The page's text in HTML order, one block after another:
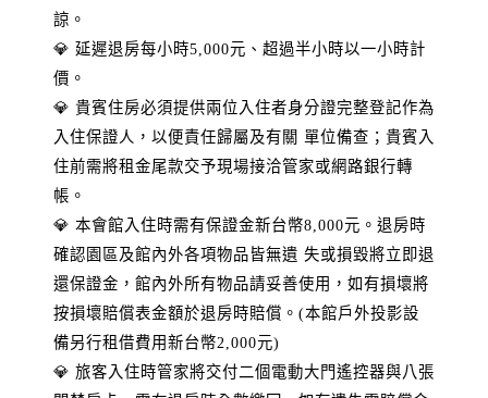
諒。
💎 延遲退房每小時5,000元、超過半小時以一小時計
價。
💎 貴賓住房必須提供兩位入住者身分證完整登記作為
入住保證人，以便責任歸屬及有關 單位備查；貴賓入
住前需將租金尾款交予現場接洽管家或網路銀行轉
帳。
💎 本會館入住時需有保證金新台幣8,000元。退房時
確認園區及館內外各項物品皆無遺 失或損毀將立即退
還保證金，館內外所有物品請妥善使用，如有損壞將
按損壞賠償表金額於退房時賠償。(本館戶外投影設
備另行租借費用新台幣2,000元)
💎 旅客入住時管家將交付二個電動大門遙控器與八張